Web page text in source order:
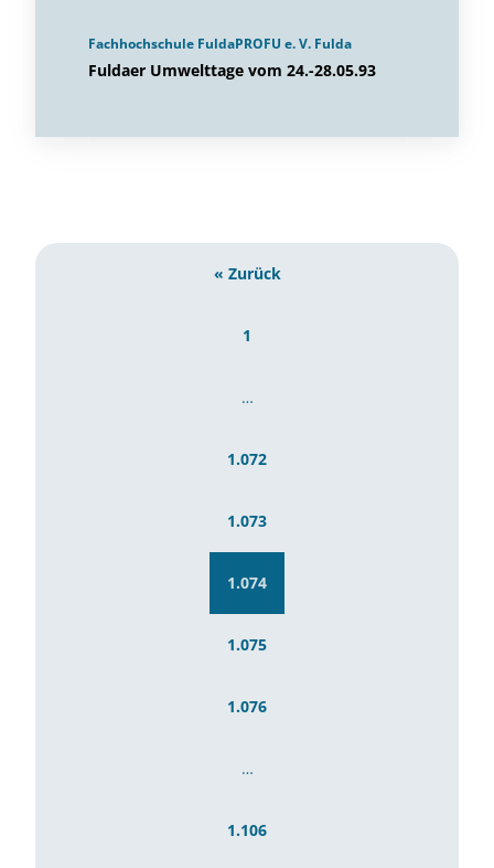
Fachhochschule FuldaPROFU e. V. Fulda
Fuldaer Umwelttage vom 24.-28.05.93
« Zurück
1
…
1.072
1.073
1.074
1.075
1.076
…
1.106